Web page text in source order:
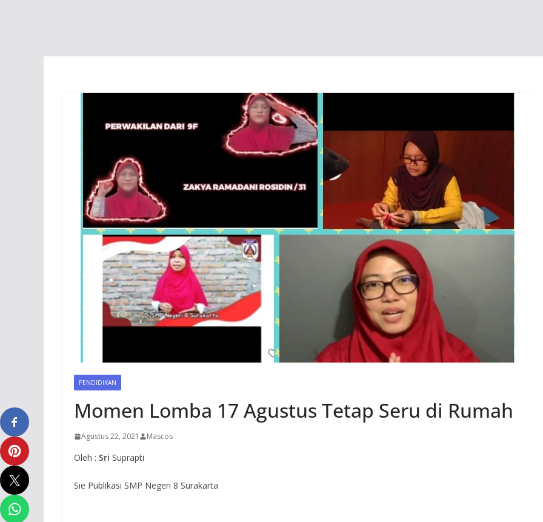
PENDIDIKAN
Momen Lomba 17 Agustus Tetap Seru di Rumah
Agustus 22, 2021 Mascos
Oleh : Sri Suprapti
Sie Publikasi SMP Negeri 8 Surakarta